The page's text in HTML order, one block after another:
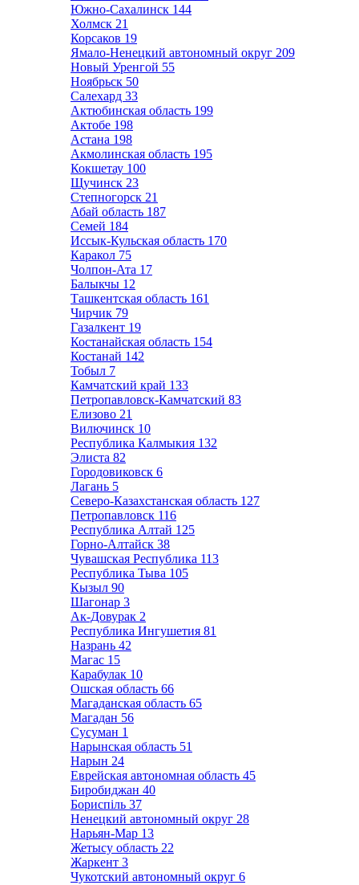
Южно-Сахалинск 144
Холмск 21
Корсаков 19
Ямало-Ненецкий автономный округ 209
Новый Уренгой 55
Ноябрьск 50
Салехард 33
Актюбинская область 199
Актобе 198
Астана 198
Акмолинская область 195
Кокшетау 100
Щучинск 23
Степногорск 21
Абай область 187
Семей 184
Иссык-Кульская область 170
Каракол 75
Чолпон-Ата 17
Балыкчы 12
Ташкентская область 161
Чирчик 79
Газалкент 19
Костанайская область 154
Костанай 142
Тобыл 7
Камчатский край 133
Петропавловск-Камчатский 83
Елизово 21
Вилючинск 10
Республика Калмыкия 132
Элиста 82
Городовиковск 6
Лагань 5
Северо-Казахстанская область 127
Петропавловск 116
Республика Алтай 125
Горно-Алтайск 38
Чувашская Республика 113
Республика Тыва 105
Кызыл 90
Шагонар 3
Ак-Довурак 2
Республика Ингушетия 81
Назрань 42
Магас 15
Карабулак 10
Ошская область 66
Магаданская область 65
Магадан 56
Сусуман 1
Нарынская область 51
Нарын 24
Еврейская автономная область 45
Биробиджан 40
Бориспіль 37
Ненецкий автономный округ 28
Нарьян-Мар 13
Жетысу область 22
Жаркент 3
Чукотский автономный округ 6